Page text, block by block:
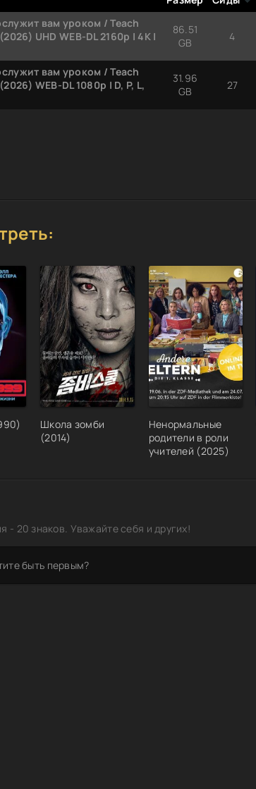
вам уроком / Teach
UHD WEB-DL 2160p | 4K |
86.51
GB
4
вам уроком / Teach
WEB-DL 1080p | D, P, L,
31.96
GB
27
Школа зомби
(2014)
Ненормальные
родители в роли
учителей (2025)
- 20 знаков. Уважайте себя и других!
быть первым?